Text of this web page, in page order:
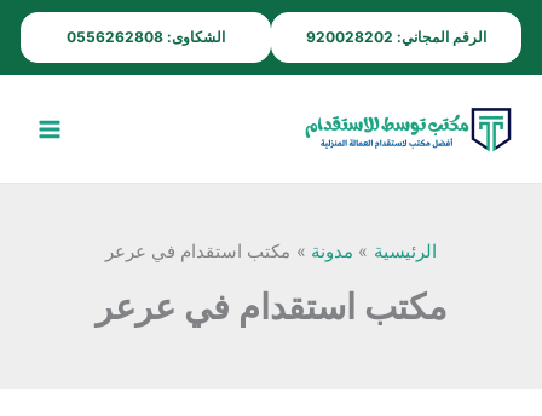
الرقم المجاني: 920028202 الشكاوى: 0556262808
تخطي
إلى
المحتوى
الرئيسية مدونة مكتب استقدام في عرعر
مكتب استقدام في عرعر